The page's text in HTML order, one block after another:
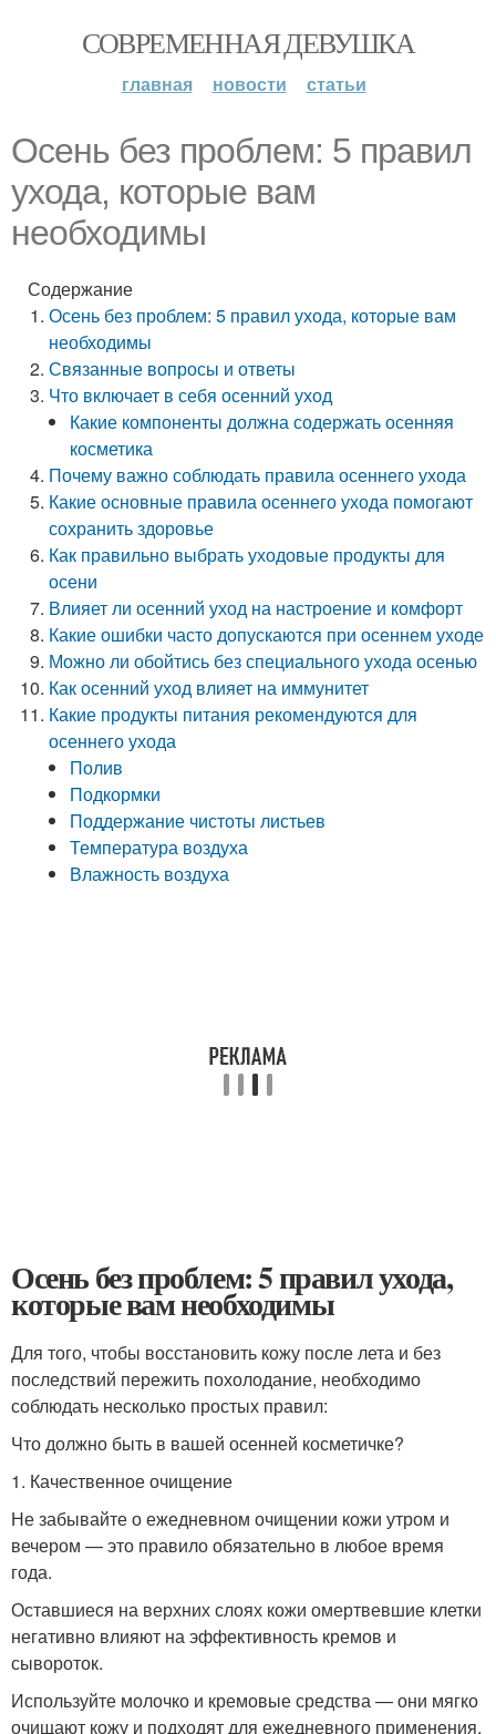
СОВРЕМЕННАЯ ДЕВУШКА
главная новости статьи
Осень без проблем: 5 правил
ухода, которые вам
необходимы
Содержание
Осень без проблем: 5 правил ухода, которые вам
необходимы
Связанные вопросы и ответы
Что включает в себя осенний уход
Какие компоненты должна содержать осенняя
косметика
Почему важно соблюдать правила осеннего ухода
Какие основные правила осеннего ухода помогают
сохранить здоровье
Как правильно выбрать уходовые продукты для
осени
Влияет ли осенний уход на настроение и комфорт
Какие ошибки часто допускаются при осеннем уходе
Можно ли обойтись без специального ухода осенью
Как осенний уход влияет на иммунитет
Какие продукты питания рекомендуются для
осеннего ухода
Полив
Подкормки
Поддержание чистоты листьев
Температура воздуха
Влажность воздуха
Осень без проблем: 5 правил ухода,
которые вам необходимы
Для того, чтобы восстановить кожу после лета и без
последствий пережить похолодание, необходимо
соблюдать несколько простых правил:
Что должно быть в вашей осенней косметичке?
1. Качественное очищение
Не забывайте о ежедневном очищении кожи утром и
вечером — это правило обязательно в любое время
года.
Оставшиеся на верхних слоях кожи омертвевшие клетки
негативно влияют на эффективность кремов и
сывороток.
Используйте молочко и кремовые средства — они мягко
очищают кожу и подходят для ежедневного применения.